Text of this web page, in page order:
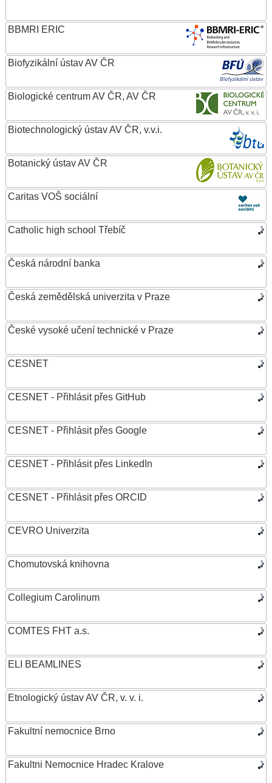
BBMRI ERIC
Biofyzikální ústav AV ČR
Biologické centrum AV ČR, AV ČR
Biotechnologický ústav AV ČR, v.v.i.
Botanický ústav AV ČR
Caritas VOŠ sociální
Catholic high school Třebíč
Česká národní banka
Česká zemědělská univerzita v Praze
České vysoké učení technické v Praze
CESNET
CESNET - Přihlásit přes GitHub
CESNET - Přihlásit přes Google
CESNET - Přihlásit přes LinkedIn
CESNET - Přihlásit přes ORCID
CEVRO Univerzita
Chomutovská knihovna
Collegium Carolinum
COMTES FHT a.s.
ELI BEAMLINES
Etnologický ústav AV ČR, v. v. i.
Fakultní nemocnice Brno
Fakultni Nemocnice Hradec Kralove